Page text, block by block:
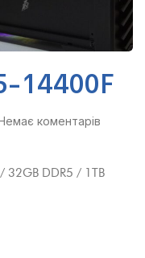
14400F
Немає коментарів
DDR5 / 1TB